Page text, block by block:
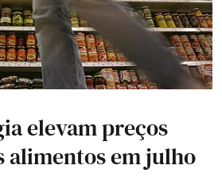
elevam preços
alimentos em julho